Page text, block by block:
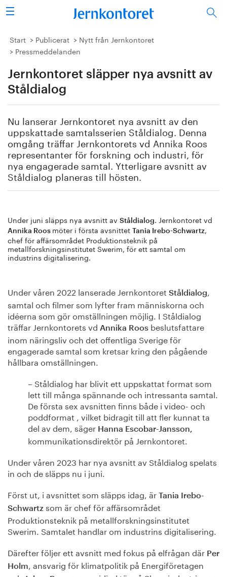
Sök
Stålindustrin
Forskning/utbildning
Energi/miljö
Vi tycker
Publicerat
Bildbank
Om oss
Start Publicerat
Nytt från Jernkontoret
Pressmeddelanden
Jernkontoret släpper nya avsnitt av
Ståldialog
Nu lanserar Jernkontoret nya avsnitt av den
uppskattade samtalsserien Ståldialog. Denna
omgång träffar Jernkontorets vd Annika Roos
representanter för forskning och industri, för
nya engagerade samtal. Ytterligare avsnitt av
Ståldialog planeras till hösten.
Under juni släpps nya avsnitt av Ståldialog. Jernkontoret vd
Annika Roos möter i första avsnittet Tania Irebo-Schwartz,
chef för affärsområdet Produktionsteknik på
metallforskningsinstitutet Swerim, för ett samtal om
industrins digitalisering.
Under våren 2022 lanserade Jernkontoret Ståldialog,
samtal och filmer som lyfter fram människorna och
idéerna som gör omställningen möjlig. I Ståldialog
träffar Jernkontorets vd Annika Roos beslutsfattare
inom näringsliv och det offentliga Sverige för
engagerade samtal som kretsar kring den pågående
hållbara omställningen.
– Ståldialog har blivit ett uppskattat format som
lett till många spännande och intressanta samtal.
De första sex avsnitten finns både i video- och
poddformat , vilket bidragit till att fler kunnat ta
del av dem, säger Hanna Escobar-Jansson,
kommunikationsdirektör på Jernkontoret.
Under våren 2023 har nya avsnitt av Ståldialog spelats
in och de släpps nu i juni.
Först ut, i avsnittet som släpps idag, är Tania Irebo-
Schwartz som är chef för affärsområdet
Produktionsteknik på metallforskningsinstitutet
Swerim. Samtalet handlar om industrins digitalisering.
Därefter följer ett avsnitt med fokus på elfrågan där Per
Holm, ansvarig för klimatpolitik på Energiföretagen